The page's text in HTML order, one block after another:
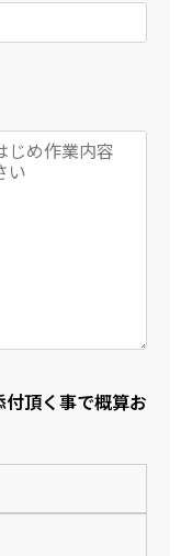
頂く事で概算お